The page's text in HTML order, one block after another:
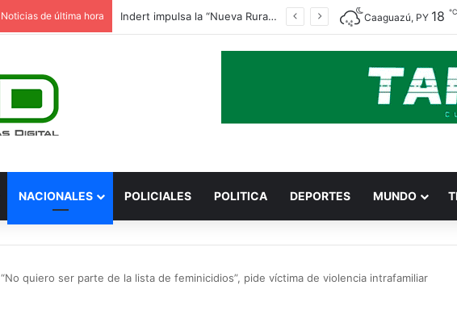
Noticias de última hora Indert impulsa la “Nueva Ruralidad” para garantizar la titulación de tierras a familias campesinas. Caaguazú, PY 18 ℃
NACIONALES POLICIALES POLITICA DEPORTES MUNDO
“No quiero ser parte de la lista de feminicidios”, pide víctima de violencia intrafamiliar